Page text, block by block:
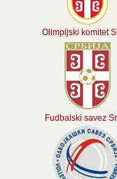
Olimpijski komitet
Fudbalski savez